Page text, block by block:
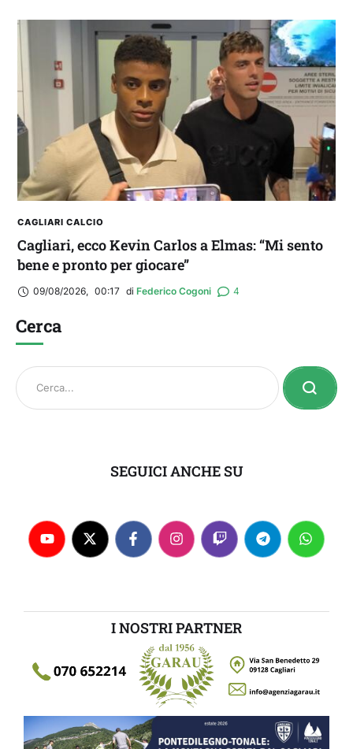
CAGLIARI CALCIO
Cagliari, ecco Kevin Carlos a Elmas: “Mi sento
bene e pronto per giocare”
09/08/2026, 00:17 di Federico Cogoni 4
Cerca
SEGUICI ANCHE SU
I NOSTRI PARTNER